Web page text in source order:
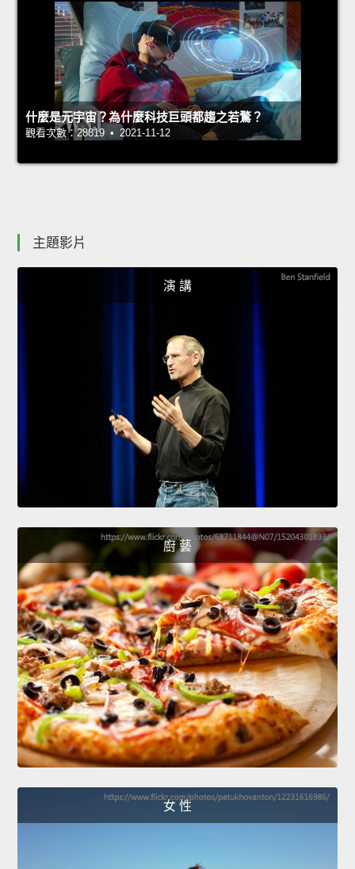
什麼是元宇宙？為什麼科技巨頭都趨之若鶩？
觀看次數：28819 • 2021-11-12
主題影片
演 講
廚 藝
女 性